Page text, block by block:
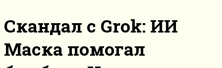
Скандал с Grok: ИИ
Маска помогал